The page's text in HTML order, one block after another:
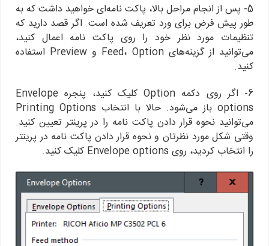
5- پس از انجام مراحل بالا، پاکت نامه‌ای خواهید داشت که به
طور پیش فرض برای ورد تعریف شده است. اگر قصد دارید که
تنظیمات مورد نظر خود را روی پاکت نامه اعمال کنید،
می‌توانید از گزینه‌های Feed، Option و Preview استفاده
کنید.
6- اگر روی دکمه Option کلیک کنید، پنجره‌ Envelope
options باز می‌شود. حالا با انتخاب Printing Options
می‌توانید نحوه قرار دادن پاکت نامه را در پرینتر تعیین کنید.
وقتی شکل مورد نظرتان و نحوه قرار دادن پاکت نامه در پرینتر
را انتخاب کردید، روی Envelope options کلیک کنید.